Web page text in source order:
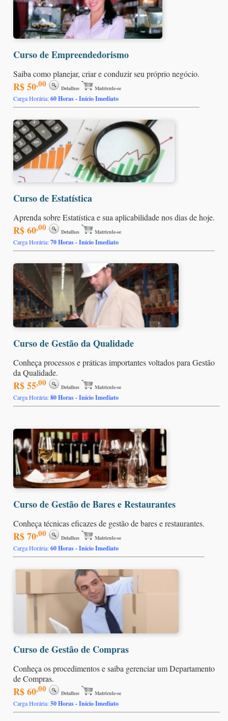
Curso de Empreendedorismo
Saiba como planejar, criar e conduzir seu próprio negócio.
R$ 50,00 Detalhes Matricule-se
Carga Horária:60 Horas - Início Imediato
Curso de Estatística
Aprenda sobre Estatística e sua aplicabilidade nos dias de hoje.
R$ 60,00 Detalhes Matricule-se
Carga Horária:70 Horas - Início Imediato
Curso de Gestão da Qualidade
Conheça processos e práticas importantes voltados para Gestão
da Qualidade.
R$ 55,00 Detalhes Matricule-se
Carga Horária:80 Horas - Início Imediato
Curso de Gestão de Bares e Restaurantes
Conheça técnicas eficazes de gestão de bares e restaurantes.
R$ 70,00 Detalhes Matricule-se
Carga Horária:60 Horas - Início Imediato
Curso de Gestão de Compras
Conheça os procedimentos e saiba gerenciar um Departamento
de Compras.
R$ 60,00 Detalhes Matricule-se
Carga Horária:50 Horas - Início Imediato